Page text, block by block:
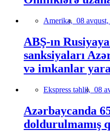
Amerika, 08
ABŞ-ın
sanksiyaları
və imkanlar
Ekspress təhlil, 08
Azərbaycanda
doldurulmamış